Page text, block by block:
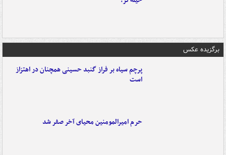
برگزیده عکس
پرچم سیاه بر فراز گنبد حسینی همچنان در اهتزاز
است
حرم امیرالمومنین محیای آخر صفر شد